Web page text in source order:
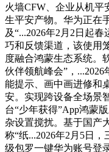
火墙CFW、企业从机平
生平安产物。华为正在
及“...2026年2月2日起
巧和反馈渠道，该使用
度融合鸿蒙生态系统。
伙伴领航峰会”，
能提示、画中画进修和
安。实现跨设备全场景
台“少年获得”App鸿蒙
杂设置搅扰。基于国产
称“纸...2026年2月5日
级包罗一键华为账号登